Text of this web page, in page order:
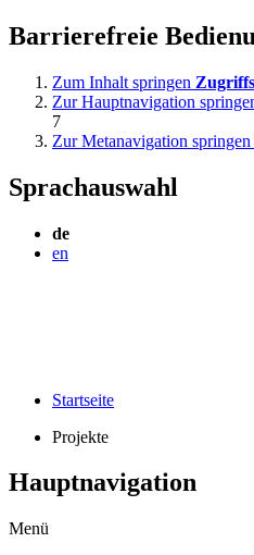
Barrierefreie
Zum Inhalt springen
Zur Hauptnavigation
7
Zur Metanavigation springen
Sprachauswahl
de
en
Startseite
Projekte
Hauptnavigation
Menü